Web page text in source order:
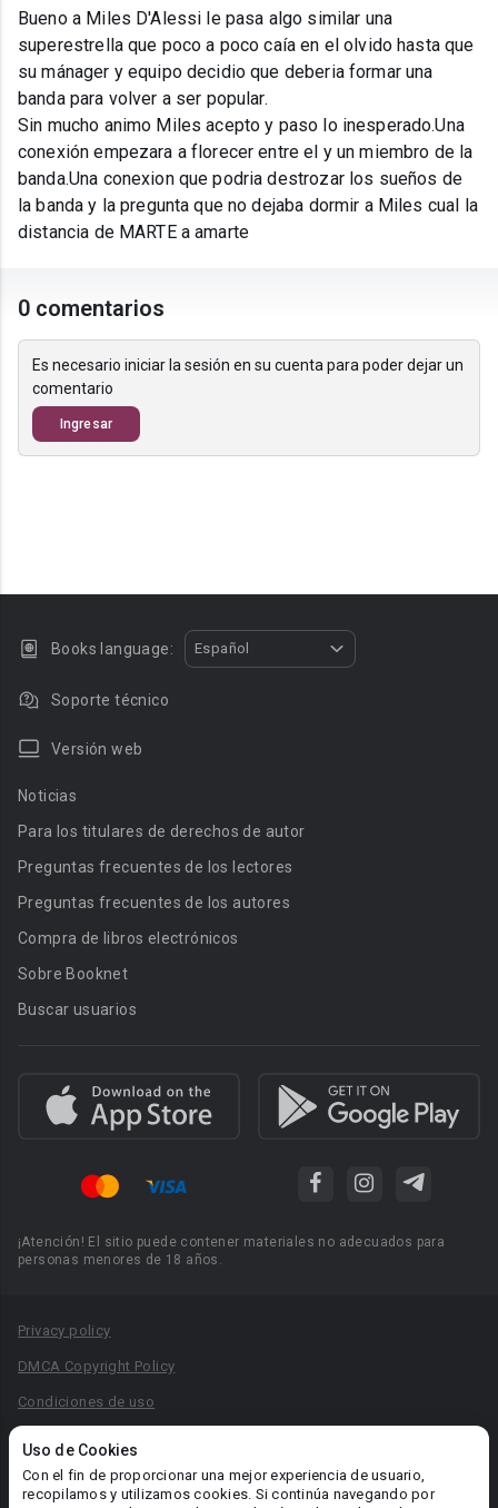
Bueno a Miles D'Alessi le pasa algo similar una
superestrella que poco a poco caía en el olvido hasta que
su mánager y equipo decidio que deberia formar una
banda para volver a ser popular.
Sin mucho animo Miles acepto y paso lo inesperado.Una
conexión empezara a florecer entre el y un miembro de la
banda.Una conexion que podria destrozar los sueños de
la banda y la pregunta que no dejaba dormir a Miles cual la
distancia de MARTE a amarte
0 comentarios
Es necesario iniciar la sesión en su cuenta para poder dejar un
comentario
Ingresar
Uso de Cookies
Con el fin de proporcionar una mejor experiencia de usuario,
recopilamos y utilizamos cookies. Si continúa navegando por
Books language: Español
Soporte técnico
Versión web
Noticias
Para los titulares de derechos de autor
Preguntas frecuentes de los lectores
Preguntas frecuentes de los autores
Compra de libros electrónicos
Sobre Booknet
Buscar usuarios
¡Atención! El sitio puede contener materiales no adecuados para
personas menores de 18 años.
Privacy policy
DMCA Copyright Policy
Condiciones de uso
Reglas para la publicación de libros